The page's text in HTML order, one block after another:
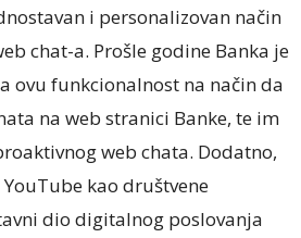
i personalizovan način
chat-a. Prošle godine Banka je
ovu funkcionalnost na način da
na web stranici Banke, te im
web chata. Dodatno,
kao društvene
dio digitalnog poslovanja